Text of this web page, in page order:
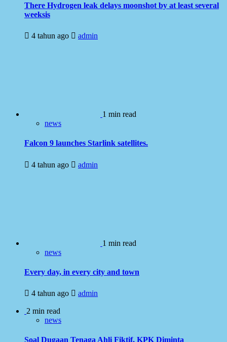
There Hydrogen leak delays moonshot by at least several
weeksis
4 tahun ago admin
1 min read
news
Falcon 9 launches Starlink satellites.
4 tahun ago admin
1 min read
news
Every day, in every city and town
4 tahun ago admin
2 min read
news
Soal Dugaan Tenaga Ahli Fiktif, KPK Diminta